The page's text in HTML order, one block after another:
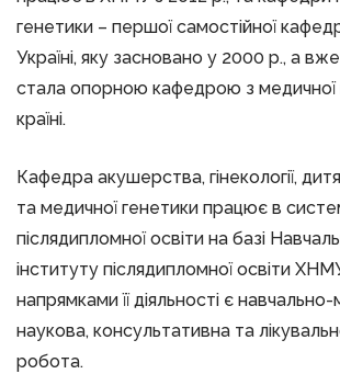
генетики – першої самостійної
Україні, яку засновано у 2000 р., а
стала опорною кафедрою з медичної
країні.
Кафедра акушерства, гінекології,
та медичної генетики працює в
післядипломної освіти на базі
інституту післядипломної освіти
напрямками її діяльності є
наукова, консультативна та
робота.